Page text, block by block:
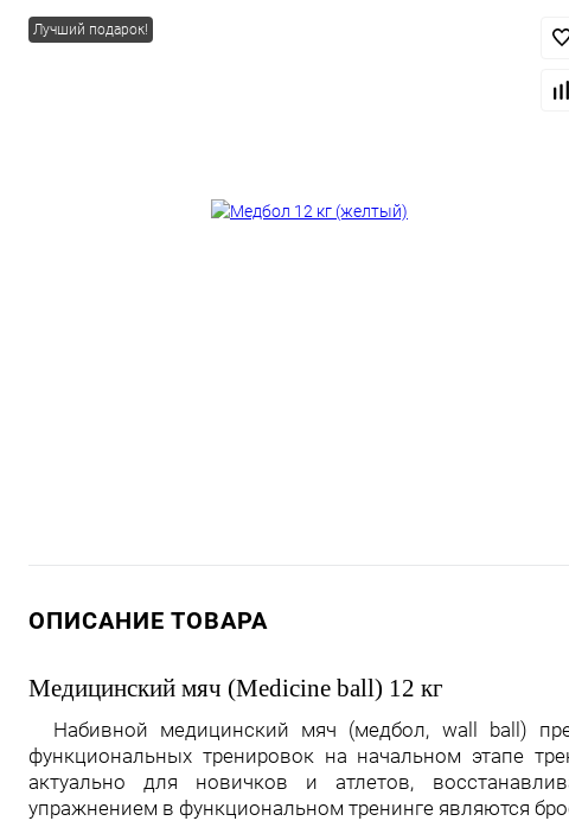
Лучший подарок!
ОПИСАНИЕ ТОВАРА
Медицинский мяч (Medicine ball) 12 кг
Набивной медицинский мяч (медбол, wall ball)
функциональных тренировок на начальном этапе
актуально для новичков и атлетов,
упражнением в функциональном тренинге являются